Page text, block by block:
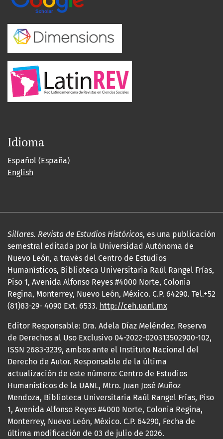
Idioma
Español (España)
English
Sillares. Revista de Estudios Históricos, es una publicación
semestral editada por la Universidad Autónoma de
Nuevo León, a través del Centro de Estudios
Humanísticos, Biblioteca Universitaria Raúl Rangel Frías,
Piso 1, Avenida Alfonso Reyes #4000 Norte, Colonia
Regina, Monterrey, Nuevo León, México. C.P. 64290. Tel.+52
(81)83-29- 4090 Ext. 6533. http://ceh.uanl.mx
Editor Responsable: Dra. Adela Díaz Meléndez. Reserva
de Derechos al Uso Exclusivo 04-2022-020313502900-102,
ISSN 2683-3239, ambos ante el Instituto Nacional del
Derecho de Autor. Responsable de la última
actualización de este número: Centro de Estudios
Humanísticos de la UANL, Mtro. Juan José Muñoz
Mendoza, Biblioteca Universitaria Raúl Rangel Frías, Piso
1, Avenida Alfonso Reyes #4000 Norte, Colonia Regina,
Monterrey, Nuevo León, México. C.P. 64290, Fecha de
última modificación de 03 de julio de 2026.